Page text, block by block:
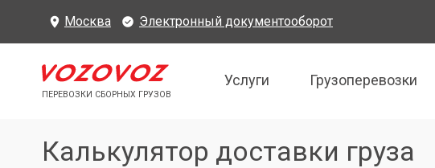
Москва Электронный документооборот
ПЕРЕВОЗКИ СБОРНЫХ ГРУЗОВ
Услуги Грузоперевозки
Калькулятор доставки груза